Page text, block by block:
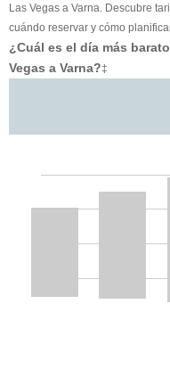
Las Vegas a Varna. Descubre
cuándo reservar y cómo
¿Cuál es el día más
Vegas a Varna?‡